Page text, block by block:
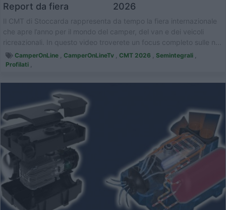
Report da fiera 2026
Il CMT di Stoccarda rappresenta da tempo la fiera internazionale
che apre l’anno per il mondo del camper, del van e dei veicoli
ricreazionali. In questo video troverete un focus completo sulle n...
CamperOnLine CamperOnLineTv CMT 2026 Semintegrali
Profilati